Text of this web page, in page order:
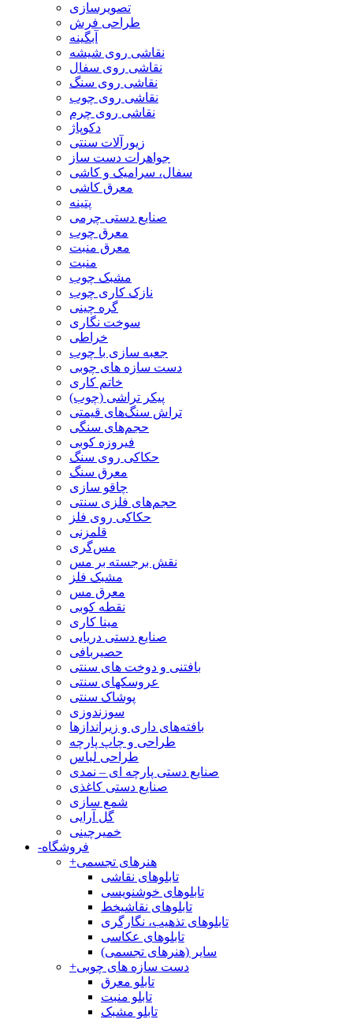
تصویرسازی
طراحی فرش
آبگینه
نقاشی روی شیشه
نقاشی روی سفال
نقاشی روی سنگ
نقاشی روی چوب
نقاشی روی چرم
دکوپاژ
زیورآلات سنتی
جواهرات دست ساز
سفال، سرامیک و کاشی
معرق کاشی
پتینه
صنایع دستی چرمی
معرق چوب
معرق منبت
منبت
مشبک چوب
نازک کاری چوب
گره چینی
سوخت نگاری
خراطی
جعبه سازی با چوب
دست سازه های چوبی
خاتم کاری
پیکر تراشی (چوب)
تراش سنگ‌های قیمتی
حجم‌های سنگی
فیروزه کوبی
حکاکی روی سنگ
معرق سنگ
چاقو سازی
حجم‌های فلزی سنتی
حکاکی روی فلز
قلمزنی
مس‌گری
نقش برجسته بر مس
مشبک فلز
معرق مس
نقطه کوبی
مینا کاری
صنایع دستی دریایی
حصیربافی
بافتنی‌ و دوخت های سنتی
عروسکهای سنتی
پوشاک سنتی
سوزندوزی
بافته‌های داری و زیراندازها
طراحی و چاپ پارچه
طراحی لباس
صنایع دستی پارچه ای – نمدی
صنایع دستی کاغذی
شمع سازی
گل آرایی
خمیرچینی
-فروشگاه
+هنرهای تجسمی
تابلوهای نقاشی
تابلوهای خوشنویسی
تابلوهای نقاشیخط
تابلوهای تذهیب، نگارگری
تابلوهای عکاسی
سایر (هنرهای تجسمی)
+دست سازه های چوبی
تابلو معرق
تابلو منبت
تابلو مشبک